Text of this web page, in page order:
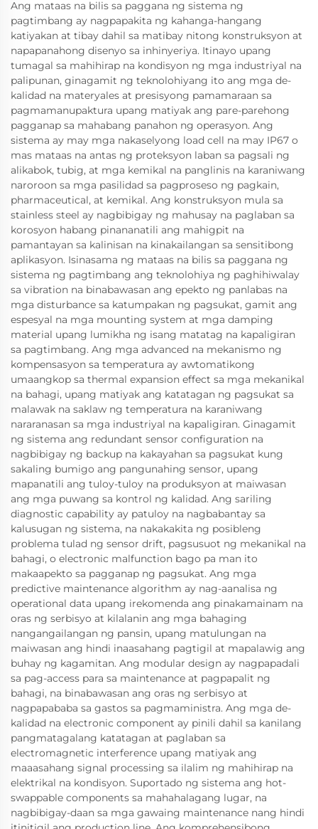
Ang mataas na bilis sa paggana ng sistema ng
pagtimbang ay nagpapakita ng kahanga-hangang
katiyakan at tibay dahil sa matibay nitong konstruksyon at
napapanahong disenyo sa inhinyeriya. Itinayo upang
tumagal sa mahihirap na kondisyon ng mga industriyal na
palipunan, ginagamit ng teknolohiyang ito ang mga de-
kalidad na materyales at presisyong pamamaraan sa
pagmamanupaktura upang matiyak ang pare-parehong
pagganap sa mahabang panahon ng operasyon. Ang
sistema ay may mga nakaselyong load cell na may IP67 o
mas mataas na antas ng proteksyon laban sa pagsali ng
alikabok, tubig, at mga kemikal na panglinis na karaniwang
naroroon sa mga pasilidad sa pagproseso ng pagkain,
pharmaceutical, at kemikal. Ang konstruksyon mula sa
stainless steel ay nagbibigay ng mahusay na paglaban sa
korosyon habang pinananatili ang mahigpit na
pamantayan sa kalinisan na kinakailangan sa sensitibong
aplikasyon. Isinasama ng mataas na bilis sa paggana ng
sistema ng pagtimbang ang teknolohiya ng paghihiwalay
sa vibration na binabawasan ang epekto ng panlabas na
mga disturbance sa katumpakan ng pagsukat, gamit ang
espesyal na mga mounting system at mga damping
material upang lumikha ng isang matatag na kapaligiran
sa pagtimbang. Ang mga advanced na mekanismo ng
kompensasyon sa temperatura ay awtomatikong
umaangkop sa thermal expansion effect sa mga mekanikal
na bahagi, upang matiyak ang katatagan ng pagsukat sa
malawak na saklaw ng temperatura na karaniwang
nararanasan sa mga industriyal na kapaligiran. Ginagamit
ng sistema ang redundant sensor configuration na
nagbibigay ng backup na kakayahan sa pagsukat kung
sakaling bumigo ang pangunahing sensor, upang
mapanatili ang tuloy-tuloy na produksyon at maiwasan
ang mga puwang sa kontrol ng kalidad. Ang sariling
diagnostic capability ay patuloy na nagbabantay sa
kalusugan ng sistema, na nakakakita ng posibleng
problema tulad ng sensor drift, pagsusuot ng mekanikal na
bahagi, o electronic malfunction bago pa man ito
makaapekto sa pagganap ng pagsukat. Ang mga
predictive maintenance algorithm ay nag-aanalisa ng
operational data upang irekomenda ang pinakamainam na
oras ng serbisyo at kilalanin ang mga bahaging
nangangailangan ng pansin, upang matulungan na
maiwasan ang hindi inaasahang pagtigil at mapalawig ang
buhay ng kagamitan. Ang modular design ay nagpapadali
sa pag-access para sa maintenance at pagpapalit ng
bahagi, na binabawasan ang oras ng serbisyo at
nagpapababa sa gastos sa pagmaministra. Ang mga de-
kalidad na electronic component ay pinili dahil sa kanilang
pangmatagalang katatagan at paglaban sa
electromagnetic interference upang matiyak ang
maaasahang signal processing sa ilalim ng mahihirap na
elektrikal na kondisyon. Suportado ng sistema ang hot-
swappable components sa mahahalagang lugar, na
nagbibigay-daan sa mga gawaing maintenance nang hindi